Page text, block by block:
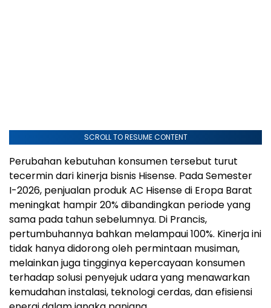
SCROLL TO RESUME CONTENT
Perubahan kebutuhan konsumen tersebut turut
tecermin dari kinerja bisnis Hisense. Pada Semester
I-2026, penjualan produk AC Hisense di Eropa Barat
meningkat hampir 20% dibandingkan periode yang
sama pada tahun sebelumnya. Di Prancis,
pertumbuhannya bahkan melampaui 100%. Kinerja ini
tidak hanya didorong oleh permintaan musiman,
melainkan juga tingginya kepercayaan konsumen
terhadap solusi penyejuk udara yang menawarkan
kemudahan instalasi, teknologi cerdas, dan efisiensi